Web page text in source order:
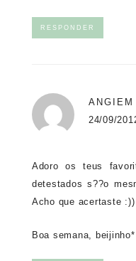
RESPONDER
ANGIEM
24/09/
Adoro os teus
detestados s??o
Acho que acertaste :))
Boa semana, beijinho*